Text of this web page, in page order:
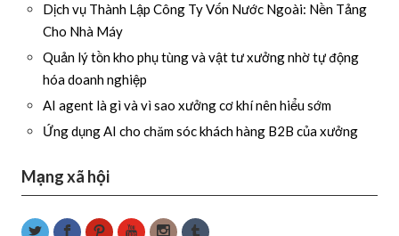
Dịch vụ Thành Lập Công Ty Vốn Nước Ngoài: Nền Tảng
Cho Nhà Máy
Quản lý tồn kho phụ tùng và vật tư xưởng nhờ tự động
hóa doanh nghiệp
AI agent là gì và vì sao xưởng cơ khí nên hiểu sớm
Ứng dụng AI cho chăm sóc khách hàng B2B của xưởng
Mạng xã hội